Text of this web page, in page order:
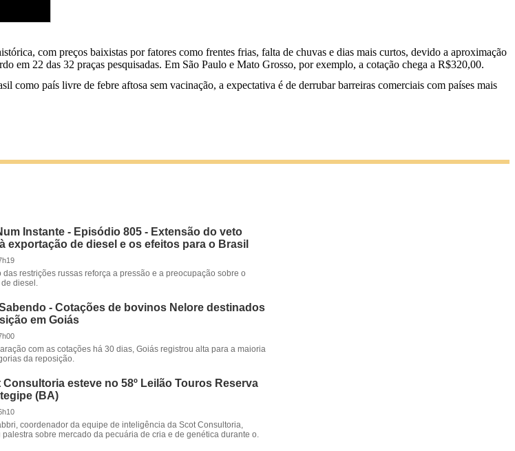
com preços baixistas por fatores como frentes frias, falta de chuvas e dias mais curtos, devido a aproximação
em 22 das 32 praças pesquisadas. Em São Paulo e Mato Grosso, por exemplo, a cotação chega a R$320,00.
como país livre de febre aftosa sem vacinação, a expectativa é de derrubar barreiras comerciais com países mais
Instante - Episódio 805 - Extensão do veto
exportação de diesel e os efeitos para o Brasil
das restrições russas reforça a pressão e a preocupação sobre o
diesel.
- Cotações de bovinos Nelore destinados
em Goiás
com as cotações há 30 dias, Goiás registrou alta para a maioria
da reposição.
Consultoria esteve no 58º Leilão Touros Reserva
(BA)
coordenador da equipe de inteligência da Scot Consultoria,
palestra sobre mercado da pecuária de cria e de genética durante o.